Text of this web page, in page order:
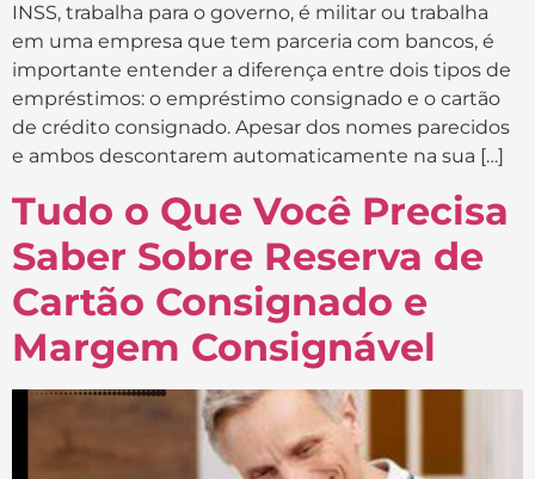
INSS, trabalha para o governo, é militar ou trabalha
em uma empresa que tem parceria com bancos, é
importante entender a diferença entre dois tipos de
empréstimos: o empréstimo consignado e o cartão
de crédito consignado. Apesar dos nomes parecidos
e ambos descontarem automaticamente na sua […]
Tudo o Que Você Precisa
Saber Sobre Reserva de
Cartão Consignado e
Margem Consignável